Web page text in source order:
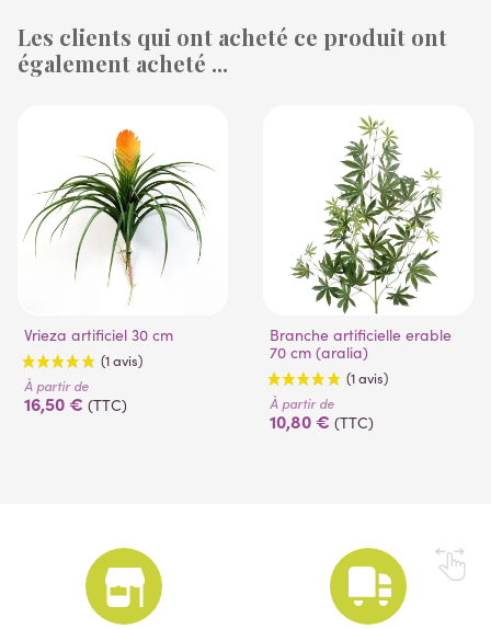
(3 avis)
Les clients qui ont acheté ce produit ont
également acheté ...
Vrieza artificiel 30 cm
(1 avis)
À partir de
16,50 € (TTC)
Branche artificielle erable
70 cm (aralia)
À partir de
10,80 € (TTC)